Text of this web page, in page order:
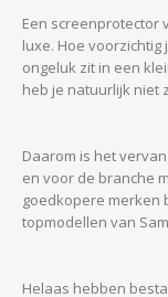
Een screenprotector
luxe. Hoe
ongeluk zit in een
heb je natuurlijk niet
Daarom is het
en voor de branche
goedkopere merken
topmodellen van
Helaas hebben